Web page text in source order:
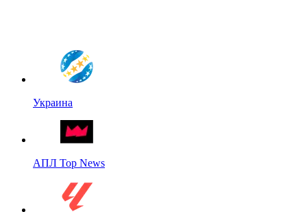
Украина
АПЛ Top News